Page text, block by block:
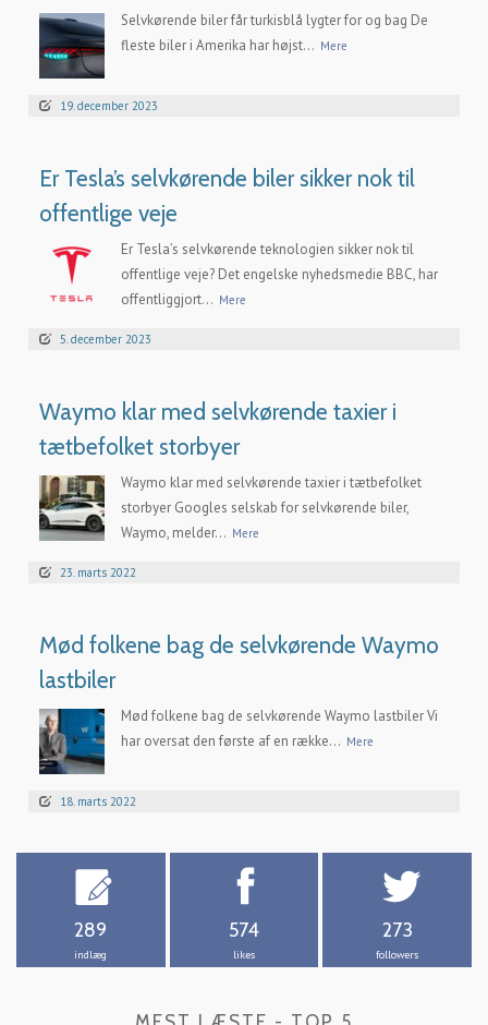
Selvkørende biler får turkisblå lygter for og bag De
fleste biler i Amerika har højst... Mere
19. december 2023
Er Tesla’s selvkørende biler sikker nok til
offentlige veje
Er Tesla’s selvkørende teknologien sikker nok til
offentlige veje? Det engelske nyhedsmedie BBC, har
offentliggjort... Mere
5. december 2023
Waymo klar med selvkørende taxier i
tætbefolket storbyer
Waymo klar med selvkørende taxier i tætbefolket
storbyer Googles selskab for selvkørende biler,
Waymo, melder... Mere
23. marts 2022
Mød folkene bag de selvkørende Waymo
lastbiler
Mød folkene bag de selvkørende Waymo lastbiler Vi
har oversat den første af en række... Mere
18. marts 2022
289
indlæg
574
likes
273
followers